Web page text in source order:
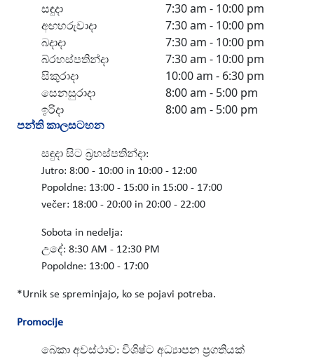
සඳුදා
7:30 am - 10:00 pm
අඟහරුවාදා
7:30 am - 10:00 pm
බදාදා
7:30 am - 10:00 pm
බ්රහස්පතින්දා
7:30 am - 10:00 pm
සිකුරාදා
10:00 am - 6:30 pm
සෙනසුරාදා
8:00 am - 5:00 pm
ඉරිදා
8:00 am - 5:00 pm
පන්ති කාලසටහන
සඳුදා සිට බ්‍රහස්පතින්දා:
Jutro: 8:00 - 10:00 in 10:00 - 12:00
Popoldne: 13:00 - 15:00 in 15:00 - 17:00
večer: 18:00 - 20:00 in 20:00 - 22:00
Sobota in nedelja:
උදේ: 8:30 AM - 12:30 PM
Popoldne: 13:00 - 17:00
*Urnik se spreminjajo, ko se pojavi potreba.
Promocije
බෙකා අවස්ථාව: විශිෂ්ට අධ්‍යාපන ප්‍රගතියක්